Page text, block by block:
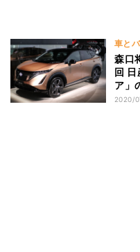
車と
森口
回 日
ア」
2020/